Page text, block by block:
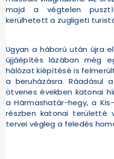
majd a végtelen
kerülhetett a zugligeti
Ugyan a háború után újra
újjáépítés lázában még
hálózat kiépítésé is
a beruházásra. Ráadásul
ötvenes években katonai
a Hármashatár-hegy, a
részben katonai területté
tervei végleg a feledés